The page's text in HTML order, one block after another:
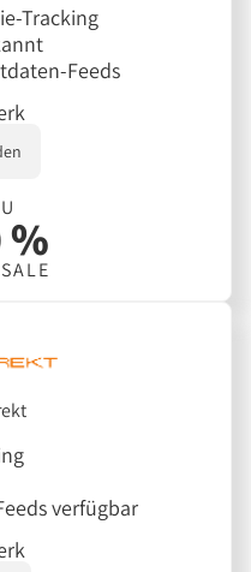
Tracking
Feeds
verfügbar